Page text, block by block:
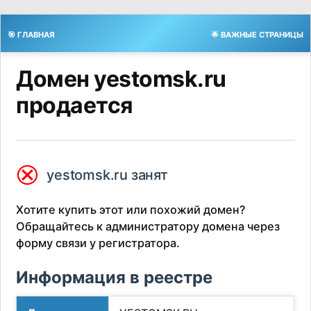
🎯 ГЛАВНАЯ 🌟 ВАЖНЫЕ СТРАНИЦЫ
Домен yestomsk.ru
продается
⮿ yestomsk.ru занят
Хотите купить этот или похожий домен?
Обращайтесь к администратору домена через
форму связи у регистратора.
Информация в реестре